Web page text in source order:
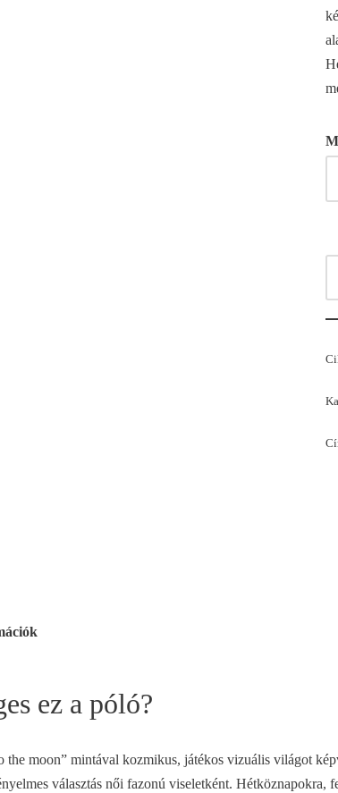
ez a póló?
the moon” mintával kozmikus, játékos vizuális világot
választás női fazonú viseletként.